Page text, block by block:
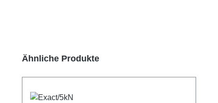
Produktgalerie überspringen
Ähnliche Produkte